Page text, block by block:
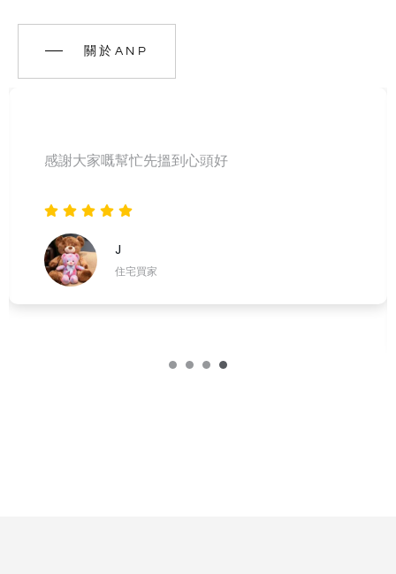
關於ANP
感謝大家嘅幫忙先搵到心頭好
J
住宅買家